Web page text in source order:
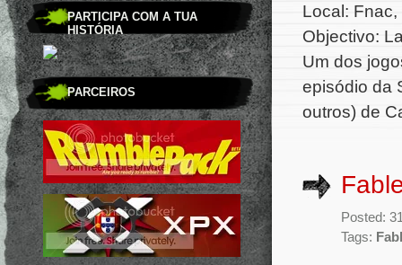
PARTICIPA COM A TUA
HISTÓRIA
PARCEIROS
Local:
Objectivo:
Um dos
episódio da
outros) de
Posted:
Tags: